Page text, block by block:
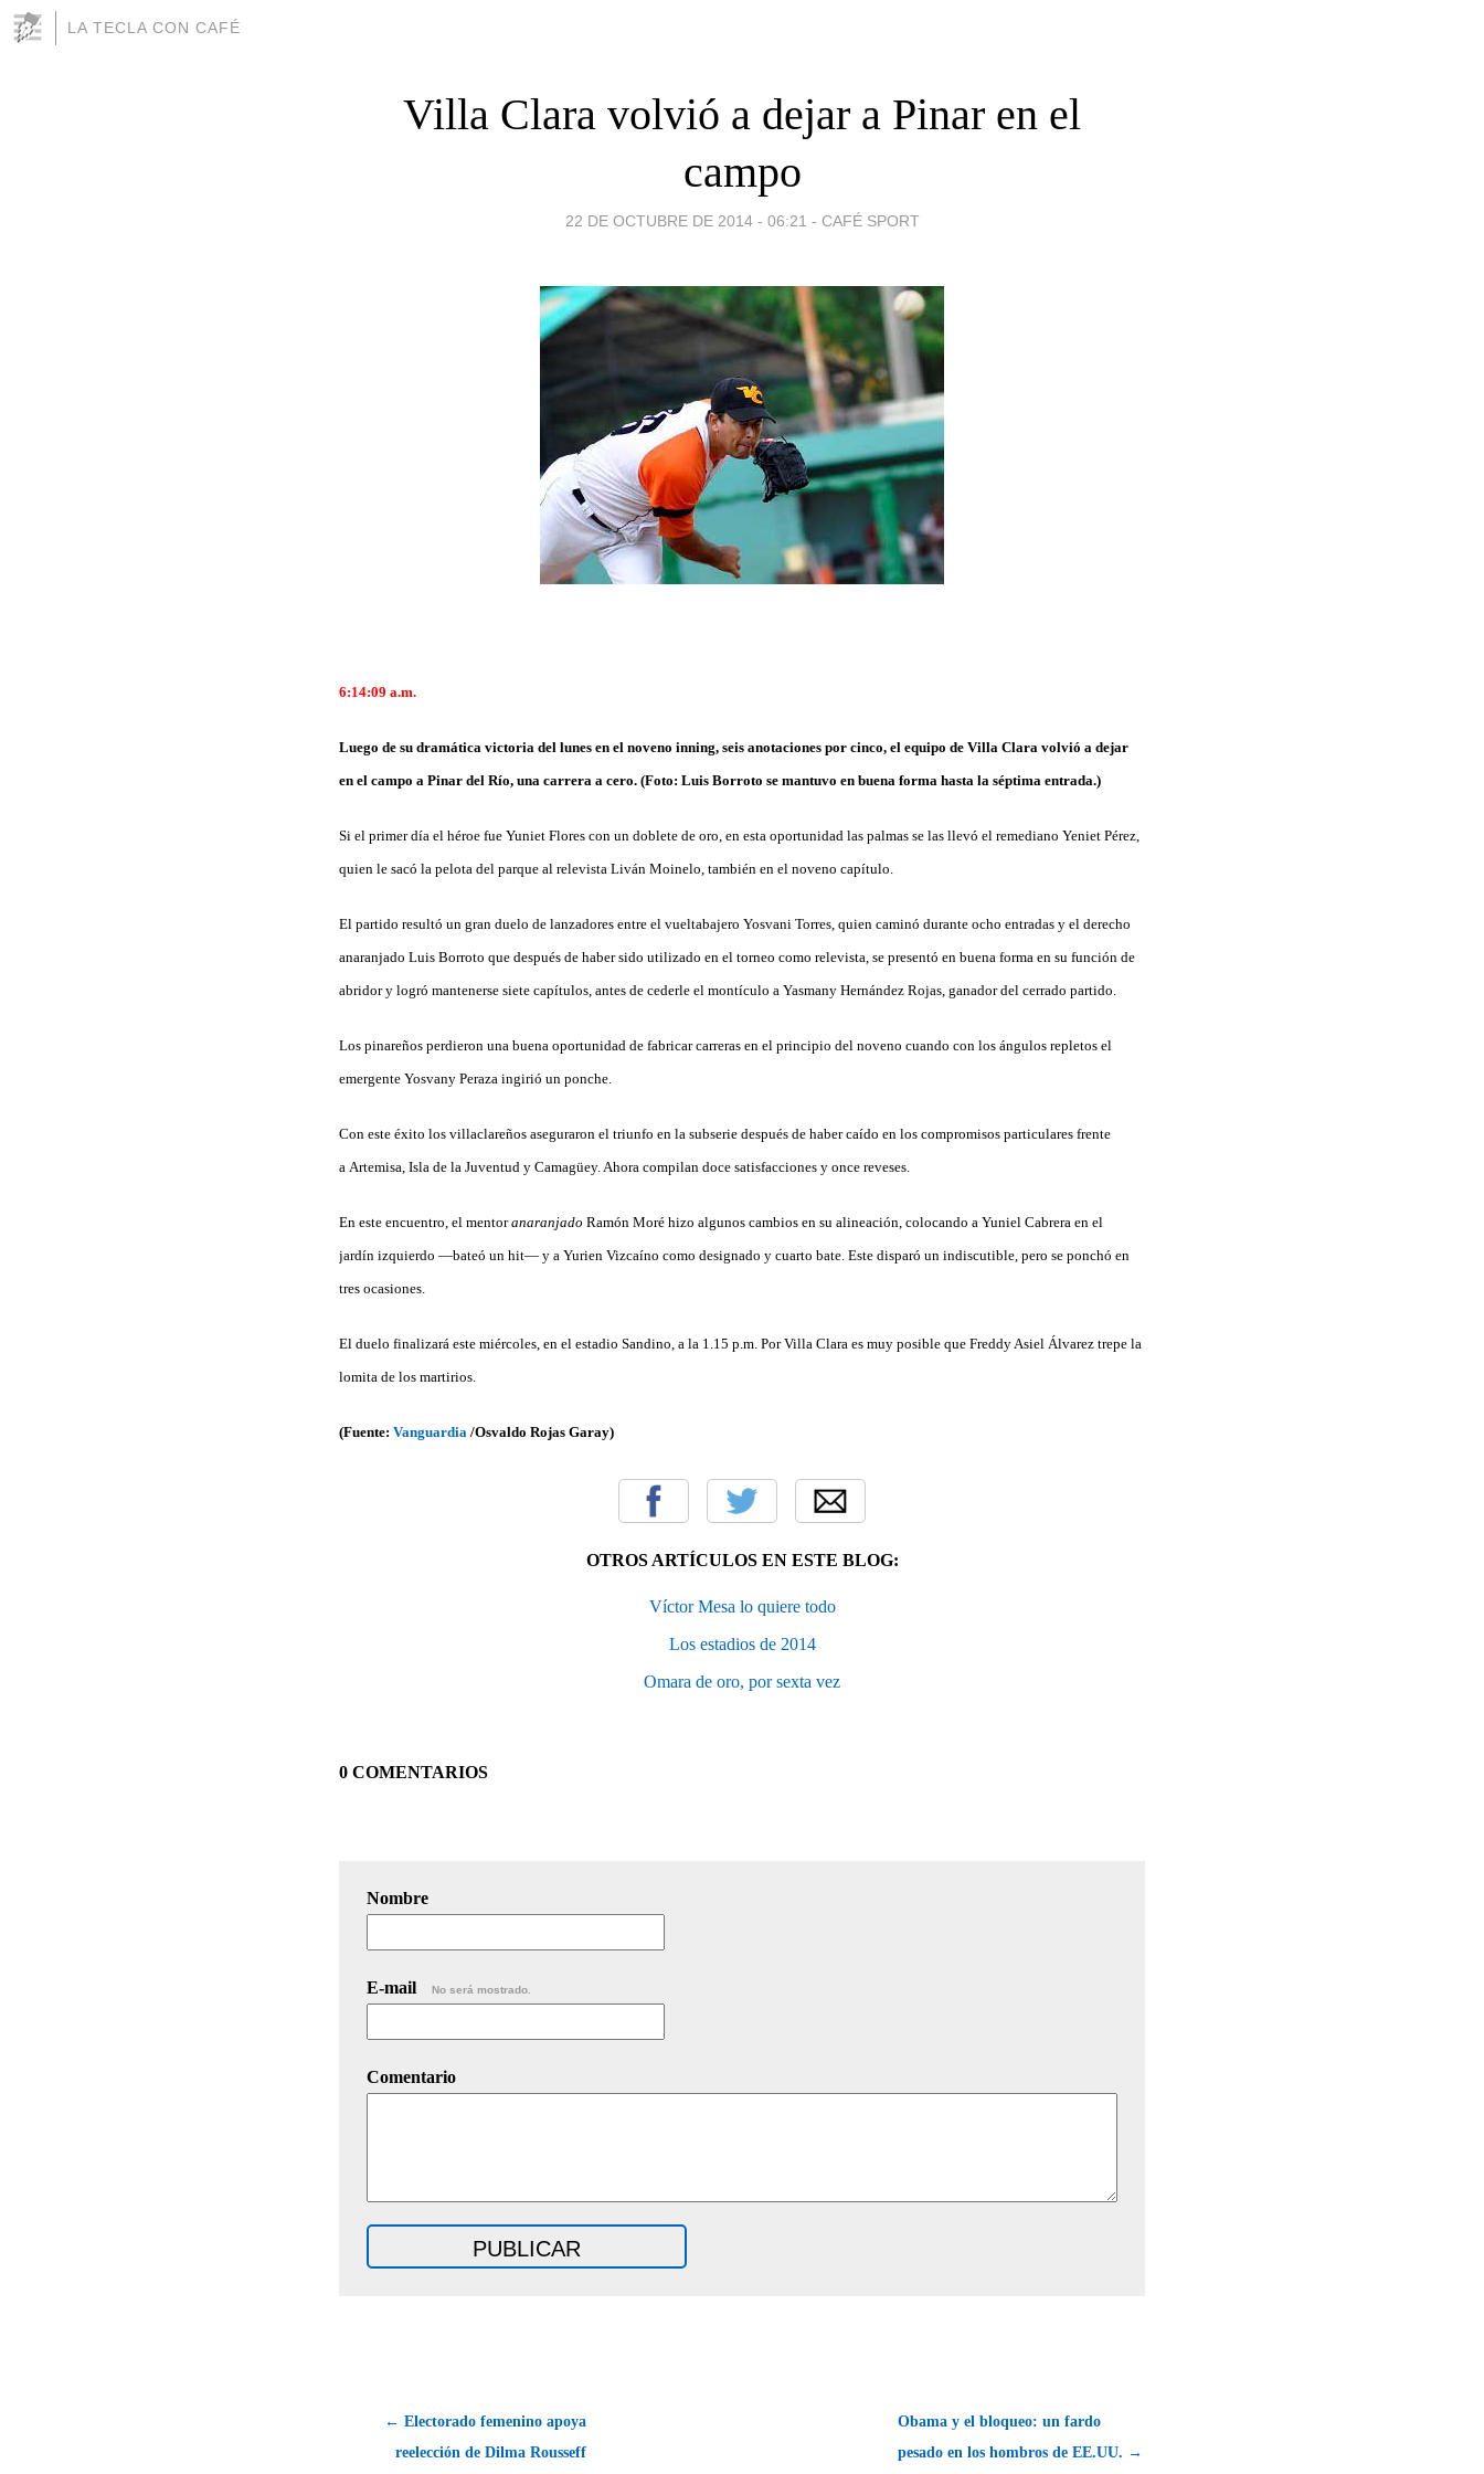
LA TECLA CON CAFÉ
Villa Clara volvió a dejar a Pinar en el
campo
22 DE OCTUBRE DE 2014 - 06:21 - CAFÉ SPORT
6:14:09 a.m.
Luego de su dramática victoria del lunes en el noveno inning, seis anotaciones por cinco, el equipo de Villa Clara volvió a dejar
en el campo a Pinar del Río, una carrera a cero. (Foto: Luis Borroto se mantuvo en buena forma hasta la séptima entrada.)
Si el primer día el héroe fue Yuniet Flores con un doblete de oro, en esta oportunidad las palmas se las llevó el remediano Yeniet Pérez,
quien le sacó la pelota del parque al relevista Liván Moinelo, también en el noveno capítulo.
El partido resultó un gran duelo de lanzadores entre el vueltabajero Yosvani Torres, quien caminó durante ocho entradas y el derecho
anaranjado Luis Borroto que después de haber sido utilizado en el torneo como relevista, se presentó en buena forma en su función de
abridor y logró mantenerse siete capítulos, antes de cederle el montículo a Yasmany Hernández Rojas, ganador del cerrado partido.
Los pinareños perdieron una buena oportunidad de fabricar carreras en el principio del noveno cuando con los ángulos repletos el
emergente Yosvany Peraza ingirió un ponche.
Con este éxito los villaclareños aseguraron el triunfo en la subserie después de haber caído en los compromisos particulares frente
a Artemisa, Isla de la Juventud y Camagüey. Ahora compilan doce satisfacciones y once reveses.
En este encuentro, el mentoranaranjado Ramón Moré hizo algunos cambios en su alineación, colocando a Yuniel Cabrera en el
jardín izquierdo —bateó un hit— y a Yurien Vizcaíno como designado y cuarto bate. Este disparó un indiscutible, pero se ponchó en
tres ocasiones.
El duelo finalizará este miércoles, en el estadio Sandino, a la 1.15 p.m. Por Villa Clara es muy posible que Freddy Asiel Álvarez trepe la
lomita de los martirios.
(Fuente: Vanguardia /Osvaldo Rojas Garay)
OTROS ARTÍCULOS EN ESTE BLOG:
Víctor Mesa lo quiere todo
Los estadios de 2014
Omara de oro, por sexta vez
0 COMENTARIOS
Nombre
E-mail No será mostrado.
Comentario
← Electorado femenino apoya
reelección de Dilma Rousseff
Obama y el bloqueo: un fardo
pesado en los hombros de EE.UU. →